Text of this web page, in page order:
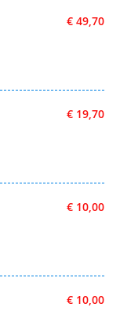
€ 49,70
€ 19,70
€ 10,00
€ 10,00